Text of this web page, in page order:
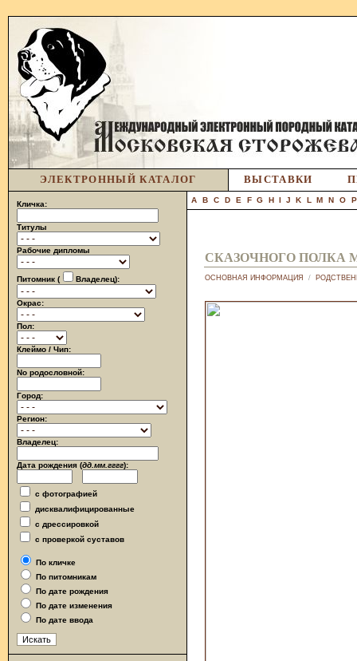
ЭЛЕКТРОННЫЙ КАТАЛОГ ВЫСТАВКИ
Кличка:
Титулы
Рабочие дипломы
Питомник ( Владелец):
Окрас:
Пол:
Клеймо / Чип:
No родословной:
Город:
Регион:
Владелец:
Дата рождения (дд.мм.гггг):
с фотографией
дисквалифицированные
с дрессировкой
с проверкой суставов
По кличке
По питомникам
По дате рождения
По дате изменения
По дате ввода
A B C D E F G H I J K L M N O P
СКАЗОЧНОГО ПОЛКА
ОСНОВНАЯ ИНФОРМАЦИЯ /